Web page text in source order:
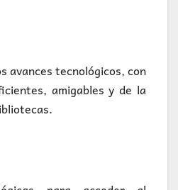
avances tecnológicos, con
amigables y de la